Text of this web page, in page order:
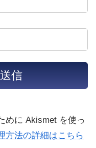
めに Akismet を使っ
方法の詳細はこちら